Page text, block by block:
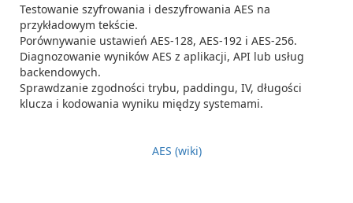
Testowanie szyfrowania i deszyfrowania AES na
przykładowym tekście.
Porównywanie ustawień AES-128, AES-192 i AES-256.
Diagnozowanie wyników AES z aplikacji, API lub usług
backendowych.
Sprawdzanie zgodności trybu, paddingu, IV, długości
klucza i kodowania wyniku między systemami.
AES (wiki)